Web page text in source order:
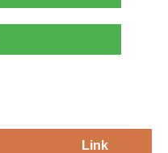
Link